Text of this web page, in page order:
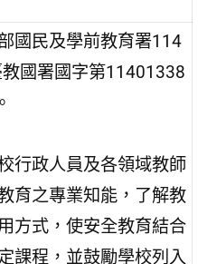
國民及學前教育署114
國署國字第11401338
行政人員及各領域教師
育之專業知能，了解教
方式，使安全教育結合
課程，並鼓勵學校列入